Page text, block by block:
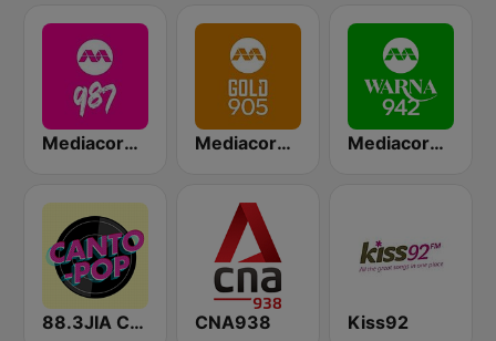
Mediacorp 987 Mediacorp GOLD 905 Mediacorp Warna 942
88.3JIA CANTO POP CNA938 Kiss92